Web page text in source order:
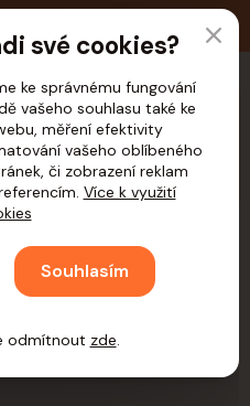
CZK
Nylonové
své cookies?
ke správnému fungování
vašeho souhlasu také ke
měření efektivity
vašeho oblíbeného
či zobrazení reklam
Více k využití
Souhlasím
odmítnout zde.